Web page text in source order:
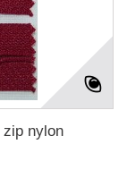
nylon